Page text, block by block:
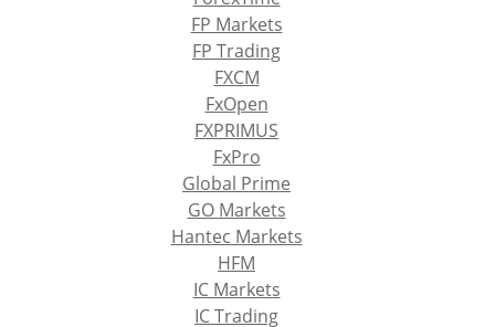
FP Markets
FP Trading
FXCM
FxOpen
FXPRIMUS
FxPro
Global Prime
GO Markets
Hantec Markets
HFM
IC Markets
IC Trading